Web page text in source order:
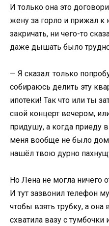
И только она это
жену за горло и прижал к
закричать, ни чего-то
даже дышать было
— Я сказал: только
собираюсь делить эту
ипотеки! Так что или ты
свой концерт вечером,
придушу, а когда приеду
меня вообще не было
нашёл твою дурно
Но Лена не могла ничего
И тут зазвонил телефон
чтобы взять трубку, а
схватила вазу с тумбочки